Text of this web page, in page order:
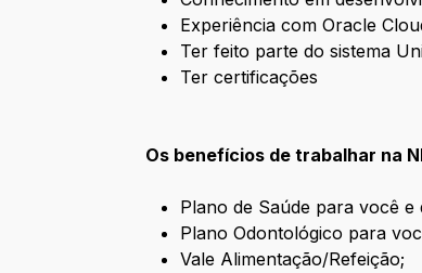
Experiência com Oracle
Ter feito parte do sistema
Ter certificações
Os benefícios de trabalhar na
Plano de Saúde para você e
Plano Odontológico para
Vale Alimentação/Refeição;